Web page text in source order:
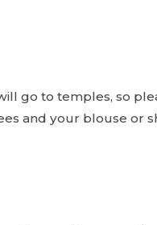
go to temples, so
and your blouse or